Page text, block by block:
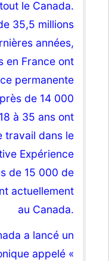
le Canada.
35,5 millions
années,
en France ont
permanente
de 14 000
à 35 ans ont
travail dans le
Expérience
de 15 000 de
actuellement
au Canada.
a lancé un
appelé «